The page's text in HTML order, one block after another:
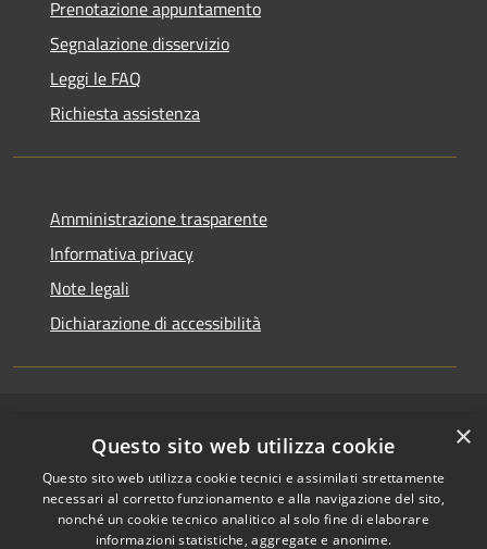
Prenotazione appuntamento
Segnalazione disservizio
Leggi le FAQ
Richiesta assistenza
Amministrazione trasparente
Informativa privacy
Note legali
Dichiarazione di accessibilità
Accessibilità
Privacy
Cookie
Mappa del sito
Copyright © 2026 • Comune di
Riccione • Powered by
Municipium•Accesso
redazione
×
Questo sito web utilizza cookie
Questo sito web utilizza cookie tecnici e assimilati strettamente
necessari al corretto funzionamento e alla navigazione del sito,
nonché un cookie tecnico analitico al solo fine di elaborare
informazioni statistiche, aggregate e anonime.